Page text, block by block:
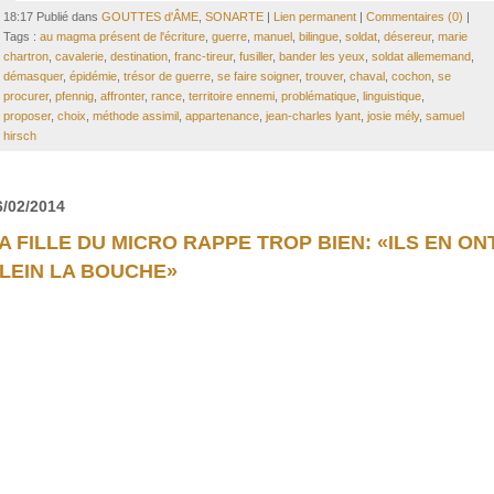
18:17 Publié dans GOUTTES d'ÂME, SONARTE| Lien permanent| Commentaires (0) |
Tags : au magma présent de l'écriture, guerre, manuel, bilingue, soldat, désereur, marie
chartron, cavalerie, destination, franc-tireur, fusiller, bander les yeux soldat allememand,
démasquer, épidémie, trésor de guerre, se faire soigner, trouver, chaval, cochon, se
procurer, pfennig, affronter, rance, territoire ennemi, problématique, linguistique,
proposer, choix méthode assimil, appartenance, jean-charles lyant, josie mély, samuel
hirsch
02/2014
FILLE DU MICRO RAPPE TROP BIEN: «ILS EN
LA BOUCHE»